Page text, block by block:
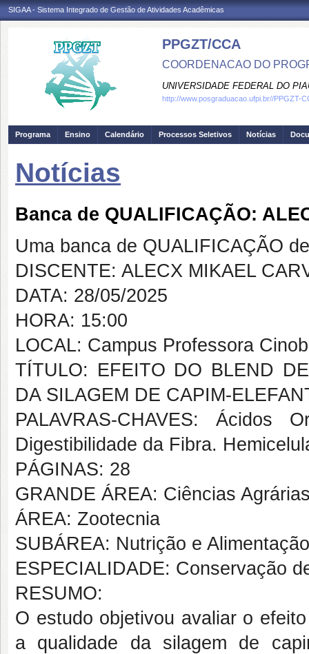
SIGAA - Sistema Integrado de Gestão de Atividades Acadêmicas
PPGZT/CCA
COORDENACAO DO
UNIVERSIDADE FEDERAL DO
http://www.posgraduacao.ufpi.br//PPGZT-
Programa Ensino Calendário Processos Seletivos Notícias
Notícias
Banca de QUALIFICAÇÃO:
Uma banca de QUALIFICAÇÃO
DISCENTE: ALECX MIKAEL
DATA: 28/05/2025
HORA: 15:00
LOCAL: Campus Professora
TÍTULO: EFEITO DO BLEND
DA SILAGEM DE CAPIM-
PALAVRAS-CHAVES: Ácidos
Digestibilidade da Fibra.
PÁGINAS: 28
GRANDE ÁREA: Ciências
ÁREA: Zootecnia
SUBÁREA: Nutrição e
ESPECIALIDADE: Conservação
RESUMO:
O estudo objetivou avaliar o
a qualidade da silagem de